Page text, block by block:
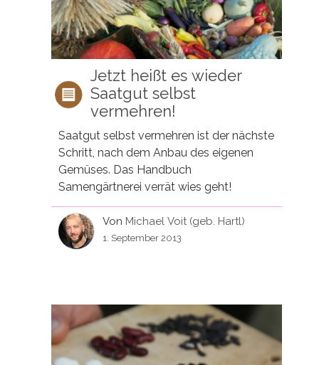
Jetzt heißt es wieder
Saatgut selbst
vermehren!
Saatgut selbst vermehren ist der nächste
Schritt, nach dem Anbau des eigenen
Gemüses. Das Handbuch
Samengärtnerei verrät wies geht!
Von Michael Voit (geb. Hartl)
1. September 2013